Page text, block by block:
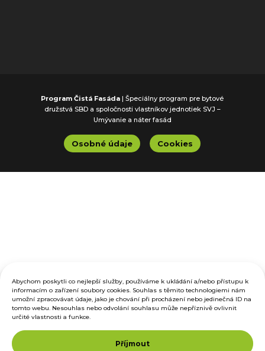
Abychom poskytli co nejlepší služby, používáme k ukládání a/nebo přístupu k
informacím o zařízení soubory cookies. Souhlas s těmito technologiemi nám
umožní zpracovávat údaje, jako je chování při procházení nebo jedinečná ID na
tomto webu. Nesouhlas nebo odvolání souhlasu může nepříznivě ovlivnit
určité vlastnosti a funkce.
Příjmout
Program Čistá Fasáda | Špeciálny program pre bytové
družstvá SBD a spoločnosti vlastníkov jednotiek SVJ –
Umývanie a náter fasád
Osobné údaje Cookies